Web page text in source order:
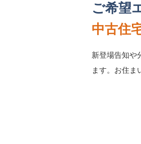
ご希望
中古住
新登場告知や
ます。お住ま